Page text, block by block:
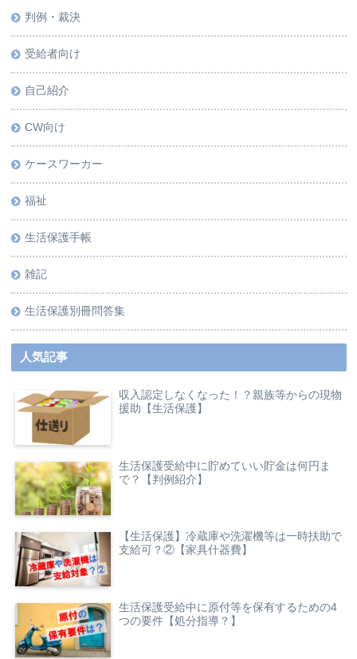
判例・裁決
受給者向け
自己紹介
CW向け
ケースワーカー
福祉
生活保護手帳
雑記
生活保護別冊問答集
人気記事
収入認定しなくなった！？親族等からの現物
援助【生活保護】
生活保護受給中に貯めていい貯金は何円ま
で？【判例紹介】
【生活保護】冷蔵庫や洗濯機等は一時扶助で
支給可？②【家具什器費】
生活保護受給中に原付等を保有するための4
つの要件【処分指導？】